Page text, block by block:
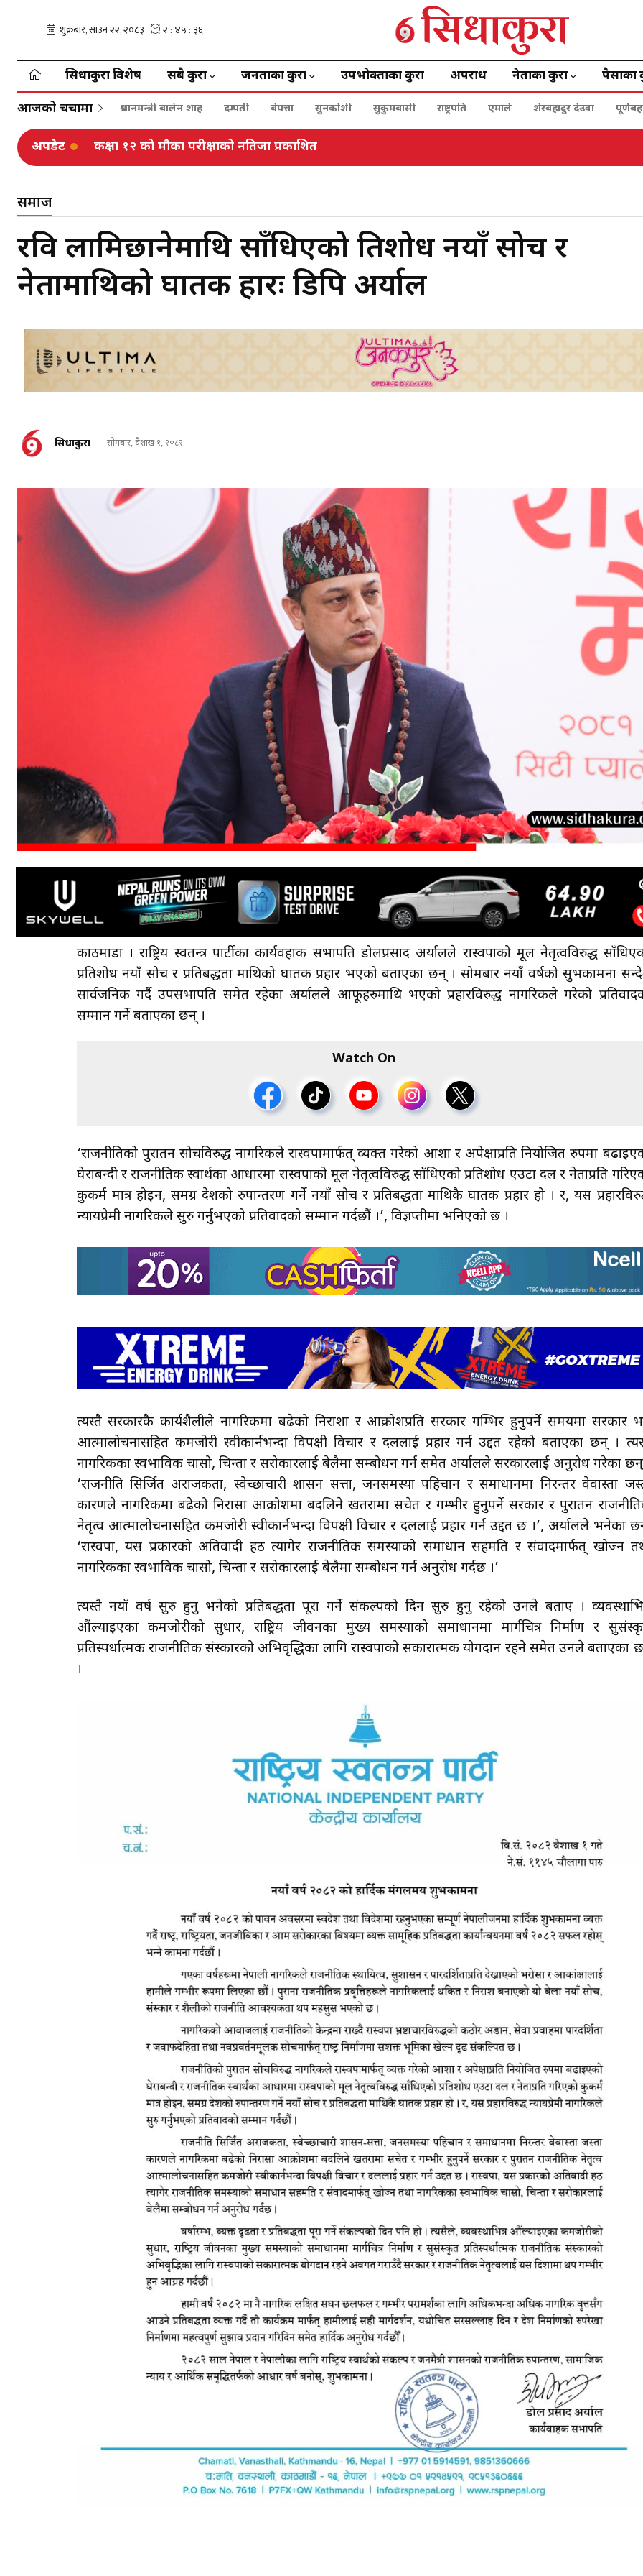
सिधाकुरा विशेष सबै कुरा जनताका कुरा उपभोक्ताका कुरा अपराध नेताका कुरा पैसाका
आजको चर्चामा प्रधानमन्त्री बालेन शाह दम्पती बेपत्ता सुनकोशी सुकुमबासी राष्ट्रपति एमाले शेरबहादुर देउवा
अपडेट कक्षा १२ को मौका परीक्षाको नतिजा प्रकाशित
समाज
रवि लामिछानेमाथि साँधिएको प्रतिशोध नयाँ सोच र
नेतामाथिको घातक प्रहारः डिपि अर्याल
सिधाकुरा सोमबार, वैशाख १, २०८२
काठमाडौँ । राष्ट्रिय स्वतन्त्र पार्टीका कार्यवहाक सभापति डोलप्रसाद अर्यालले रास्वपाको मूल नेतृत्वविरुद्ध
प्रतिशोध नयाँ सोच र प्रतिबद्धता माथिको घातक प्रहार भएको बताएका छन् । सोमबार नयाँ वर्षको सुभकामना
सार्वजनिक गर्दै उपसभापति समेत रहेका अर्यालले आफूहरुमाथि भएको प्रहारविरुद्ध नागरिकले गरेको
सम्मान गर्ने बताएका छन् ।
Watch On
‘राजनीतिको पुरातन सोचविरुद्ध नागरिकले रास्वपामार्फत् व्यक्त गरेको आशा र अपेक्षाप्रति नियोजित रुपमा
घेराबन्दी र राजनीतिक स्वार्थका आधारमा रास्वपाको मूल नेतृत्वविरुद्ध साँधिएको प्रतिशोध एउटा दल र नेताप्रति
कुकर्म मात्र होइन, समग्र देशको रुपान्तरण गर्ने नयाँ सोच र प्रतिबद्धता माथिकै घातक प्रहार हो । र, यस
न्यायप्रेमी नागरिकले सुरु गर्नुभएको प्रतिवादको सम्मान गर्दछौं ।’, विज्ञप्तीमा भनिएको छ ।
त्यस्तै सरकारकै कार्यशैलीले नागरिकमा बढेको निराशा र आक्रोशप्रति सरकार गम्भिर हुनुपर्ने समयमा सरकार
आत्मालोचनासहित कमजोरी स्वीकार्नभन्दा विपक्षी विचार र दललाई प्रहार गर्न उद्दत रहेको बताएका छन् ।
नागरिकका स्वभाविक चासो, चिन्ता र सरोकारलाई बेलैमा सम्बोधन गर्न समेत अर्यालले सरकारलाई अनुरोध गरेका
‘राजनीति सिर्जित अराजकता, स्वेच्छाचारी शासन सत्ता, जनसमस्या पहिचान र समाधानमा निरन्तर वेवास्ता
कारणले नागरिकमा बढेको निरासा आक्रोशमा बदलिने खतरामा सचेत र गम्भीर हुनुपर्ने सरकार र पुरातन
नेतृत्व आत्मालोचनासहित कमजोरी स्वीकार्नभन्दा विपक्षी विचार र दललाई प्रहार गर्न उद्दत छ ।’, अर्यालले भनेका
‘रास्वपा, यस प्रकारको अतिवादी हठ त्यागेर राजनीतिक समस्याको समाधान सहमति र संवादमार्फत् खोज्न
नागरिकका स्वभाविक चासो, चिन्ता र सरोकारलाई बेलैमा सम्बोधन गर्न अनुरोध गर्दछ ।’
त्यस्तै नयाँ वर्ष सुरु हुनु भनेको प्रतिबद्धता पूरा गर्ने संकल्पको दिन सुरु हुनु रहेको उनले बताए ।
औंल्याइएका कमजोरीको सुधार, राष्ट्रिय जीवनका मुख्य समस्याको समाधानमा मार्गचित्र निर्माण र
प्रतिस्पर्धात्मक राजनीतिक संस्कारको अभिवृद्धिका लागि रास्वपाको सकारात्मक योगदान रहने समेत उनले बताएका
।